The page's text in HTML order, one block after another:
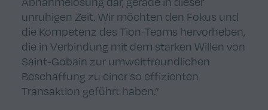
unruhigen Zeit. Wir möchten den Fokus und
die Kompetenz des Tion-Teams hervorheben,
die in Verbindung mit dem starken Willen von
Saint-Gobain zur umweltfreundlichen
Beschaffung zu einer so effizienten
Transaktion geführt haben.”